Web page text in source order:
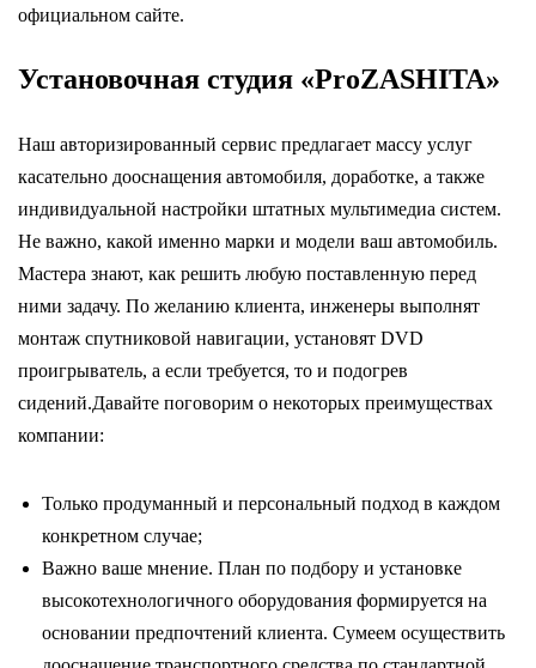
официальном сайте.
Установочная студия «ProZASHITA»
Наш авторизированный сервис предлагает массу услуг
касательно дооснащения автомобиля, доработке, а также
индивидуальной настройки штатных мультимедиа систем.
Не важно, какой именно марки и модели ваш автомобиль.
Мастера знают, как решить любую поставленную перед
ними задачу. По желанию клиента, инженеры выполнят
монтаж спутниковой навигации, установят DVD
проигрыватель, а если требуется, то и подогрев
сидений.Давайте поговорим о некоторых преимуществах
компании:
Только продуманный и персональный подход в каждом
конкретном случае;
Важно ваше мнение. План по подбору и установке
высокотехнологичного оборудования формируется на
основании предпочтений клиента. Сумеем осуществить